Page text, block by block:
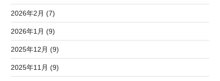
2026年2月 (7)
2026年1月 (9)
2025年12月 (9)
2025年11月 (9)